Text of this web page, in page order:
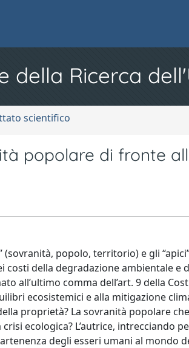
della Ricerca
scientifico
popolare di fronte
popolo, territorio) e gli
costi della degradazione ambientale e
all’ultimo comma dell’art. 9 della
ecosistemici e alla mitigazione
proprietà? La sovranità popolare
ecologica? L’autrice, intrecciando
degli esseri umani al mondo